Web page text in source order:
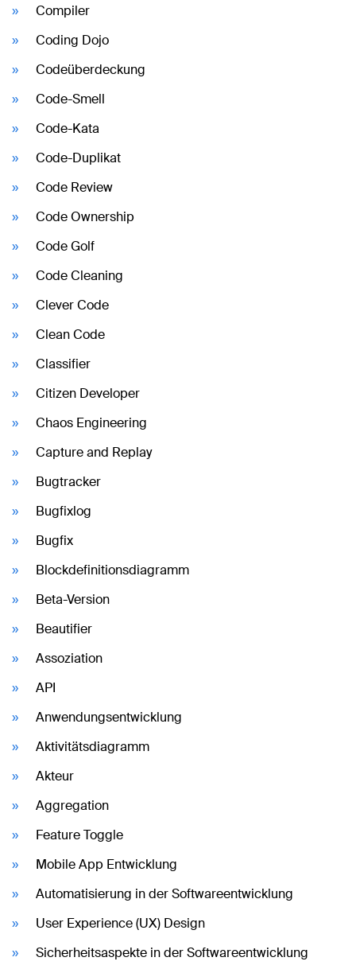
Compiler
Coding Dojo
Codeüberdeckung
Code-Smell
Code-Kata
Code-Duplikat
Code Review
Code Ownership
Code Golf
Code Cleaning
Clever Code
Clean Code
Classifier
Citizen Developer
Chaos Engineering
Capture and Replay
Bugtracker
Bugfixlog
Bugfix
Blockdefinitionsdiagramm
Beta-Version
Beautifier
Assoziation
API
Anwendungsentwicklung
Aktivitätsdiagramm
Akteur
Aggregation
Feature Toggle
Mobile App Entwicklung
Automatisierung in der Softwareentwicklung
User Experience (UX) Design
Sicherheitsaspekte in der Softwareentwicklung